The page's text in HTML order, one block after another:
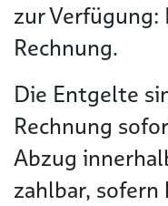
zur Verfügung:
Rechnung.
Die Entgelte
Rechnung
Abzug
zahlbar, sofern